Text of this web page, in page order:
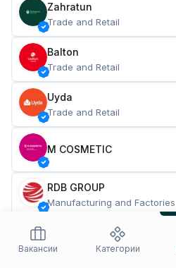
Zahratun
Trade and Retail
Balton
Trade and Retail
Uyda
Trade and Retail
M COSMETIC
RDB GROUP
Manufacturing and Factories
Restaurants and Fast Food
Вакансии
Категории